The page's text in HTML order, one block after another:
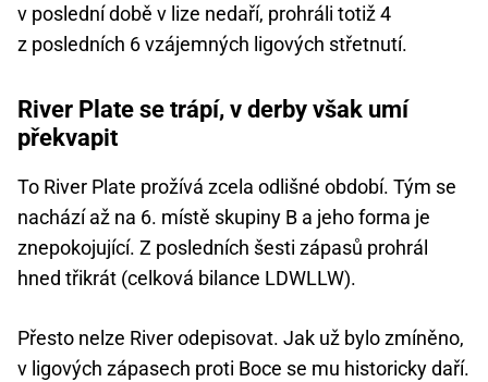
v poslední době v lize nedaří, prohráli totiž 4
z posledních 6 vzájemných ligových střetnutí.
River Plate se trápí, v derby však umí
překvapit
To River Plate prožívá zcela odlišné období. Tým se
nachází až na 6. místě skupiny B a jeho forma je
znepokojující. Z posledních šesti zápasů prohrál
hned třikrát (celková bilance LDWLLW).
Přesto nelze River odepisovat. Jak už bylo zmíněno,
v ligových zápasech proti Boce se mu historicky daří.